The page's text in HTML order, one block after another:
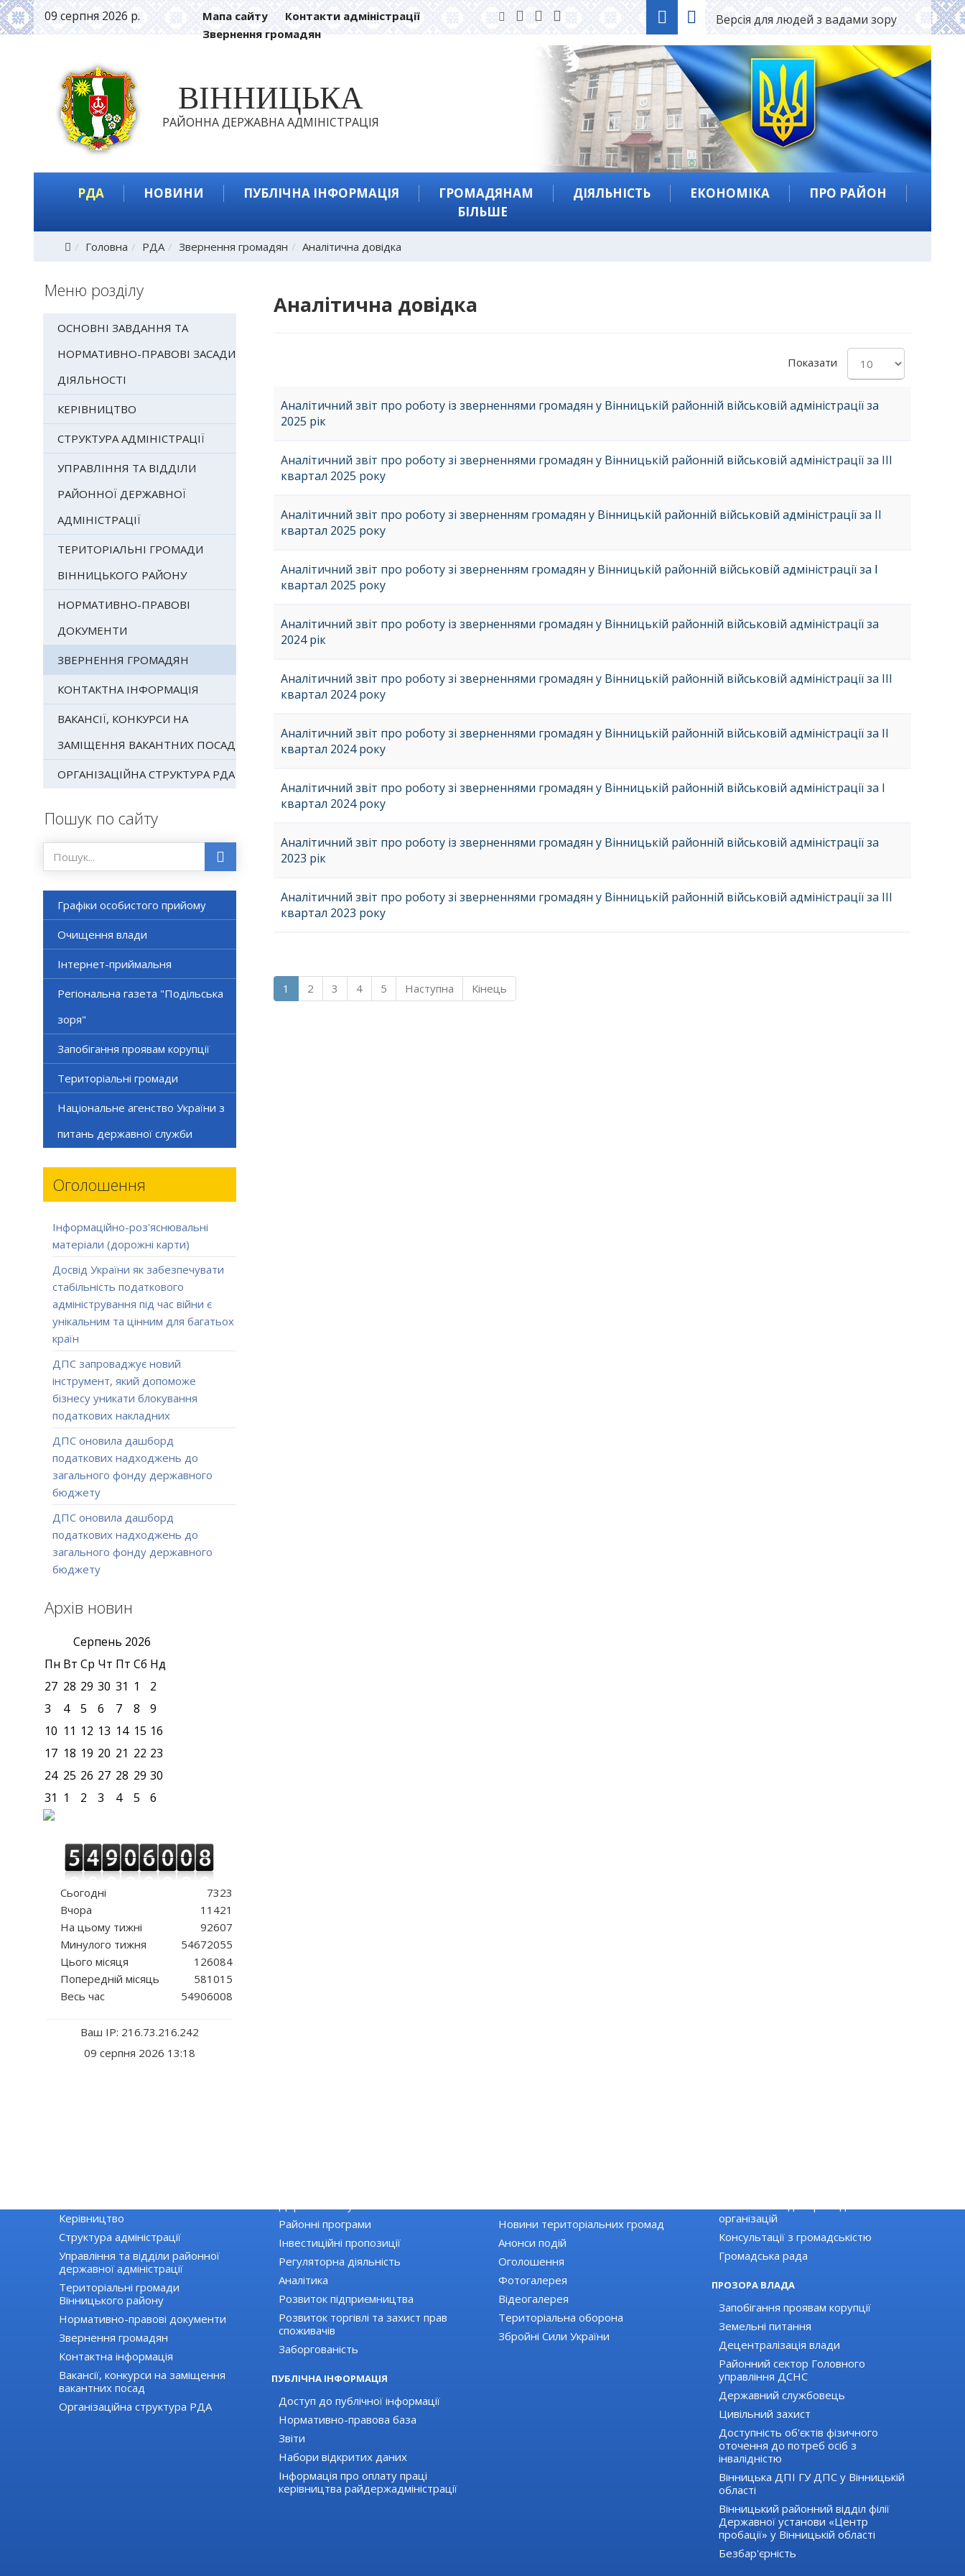
09 серпня 2026 р. Мапа сайту
Контакти адміністрації
Звернення громадян
Версія для людей з вадами зору
ВІННИЦЬКА
РАЙОННА ДЕРЖАВНА АДМІНІСТРАЦІЯ
РДА НОВИНИ ПУБЛІЧНА ІНФОРМАЦІЯ ГРОМАДЯНАМ ДІЯЛЬНІСТЬ ЕКОНОМІКА
ПРО РАЙОН
БІЛЬШЕ
Головна РДА Звернення громадян Аналітична довідка
Меню розділу
ОСНОВНІ ЗАВДАННЯ ТА
НОРМАТИВНО-ПРАВОВІ ЗАСАДИ
ДІЯЛЬНОСТІ
КЕРІВНИЦТВО
СТРУКТУРА АДМІНІСТРАЦІЇ
УПРАВЛІННЯ ТА ВІДДІЛИ
РАЙОННОЇ ДЕРЖАВНОЇ
АДМІНІСТРАЦІЇ
ТЕРИТОРІАЛЬНІ ГРОМАДИ
ВІННИЦЬКОГО РАЙОНУ
НОРМАТИВНО-ПРАВОВІ
ДОКУМЕНТИ
ЗВЕРНЕННЯ ГРОМАДЯН
КОНТАКТНА ІНФОРМАЦІЯ
ВАКАНСІЇ, КОНКУРСИ НА
ЗАМІЩЕННЯ ВАКАНТНИХ ПОСАД
ОРГАНІЗАЦІЙНА СТРУКТУРА РДА
Пошук по сайту
Графіки особистого прийому
Очищення влади
Інтернет-приймальня
Регіональна газета "Подільська
зоря"
Запобігання проявам корупції
Територіальні громади
Національне агенство України з
питань державної служби
Оголошення
Інформаційно-роз'яснювальні
матеріали (дорожні карти)
Досвід України як забезпечувати
стабільність податкового
адміністрування під час війни є
унікальним та цінним для багатьох
країн
ДПС запроваджує новий
інструмент, який допоможе
бізнесу уникати блокування
податкових накладних
ДПС оновила дашборд
податкових надходжень до
загального фонду державного
бюджету
ДПС оновила дашборд
податкових надходжень до
загального фонду державного
бюджету
Архів новин
Серпень 2026
Пн Вт Ср Чт Пт Сб Нд
27 28 29 30 31 1
2
3
4 5 6 7 8
9
10 11 12 13 14 15 16
17 18 19 20 21 22 23
24 25 26 27 28 29 30
31 1 2 3 4 5 6
Сьогодні
Вчора
На цьому тижні
Минулого тижня
Цього місяця
Попередній місяць
Весь час
7323
11421
92607
54672055
126084
581015
54906008
Ваш IP: 216.73.216.242
09 серпня 2026 13:18
Аналітична довідка
Показати
Аналітичний звіт про роботу із зверненнями громадян у Вінницькій районній військовій адміністрації за
2025 рік
Аналітичний звіт про роботу зі зверненнями громадян у Вінницькій районній військовій адміністрації за ІІІ
квартал 2025 року
Аналітичний звіт про роботу зі зверненням громадян у Вінницькій районній військовій адміністрації за ІІ
квартал 2025 року
Аналітичний звіт про роботу зі зверненням громадян у Вінницькій районній військовій адміністрації за Ⅰ
квартал 2025 року
Аналітичний звіт про роботу із зверненнями громадян у Вінницькій районній військовій адміністрації за
2024 рік
Аналітичний звіт про роботу зі зверненнями громадян у Вінницькій районній військовій адміністрації за ІІІ
квартал 2024 року
Аналітичний звіт про роботу зі зверненнями громадян у Вінницькій районній військовій адміністрації за ІІ
квартал 2024 року
Аналітичний звіт про роботу зі зверненнями громадян у Вінницькій районній військовій адміністрації за І
квартал 2024 року
Аналітичний звіт про роботу із зверненнями громадян у Вінницькій районній військовій адміністрації за
2023 рік
Аналітичний звіт про роботу зі зверненнями громадян у Вінницькій районній військовій адміністрації за ІІІ
квартал 2023 року
1 2 3 4 5 Наступна Кінець
Керівництво
Структура адміністрації
Управління та відділи районної
державної адміністрації
Територіальні громади
Вінницького району
Нормативно-правові документи
Звернення громадян
Контактна інформація
Вакансії, конкурси на заміщення
вакантних посад
Організаційна структура РДА
Районні програми
Інвестиційні пропозиції
Регуляторна діяльність
Аналітика
Розвиток підприємництва
Розвиток торгівлі та захист прав
споживачів
Заборгованість
ПУБЛІЧНА ІНФОРМАЦІЯ
Доступ до публічної інформації
Нормативно-правова база
Звіти
Набори відкритих даних
Інформація про оплату праці
керівництва райдержадміністрації
Новини територіальних громад
Анонси подій
Оголошення
Фотогалерея
Відеогалерея
Територіальна оборона
Збройні Сили України
організацій
Консультації з громадськістю
Громадська рада
ПРОЗОРА ВЛАДА
Запобігання проявам корупції
Земельні питання
Децентралізація влади
Районний сектор Головного
управління ДСНС
Державний службовець
Цивільний захист
Доступність об'єктів фізичного
оточення до потреб осіб з
інвалідністю
Вінницька ДПІ ГУ ДПС у Вінницькій
області
Вінницький районний відділ філії
Державної установи «Центр
пробації» у Вінницькій області
Безбар'єрність